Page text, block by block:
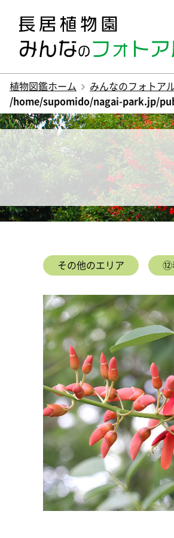
植物図鑑ホーム みんなのフォトア
/home/supomido/nagai-park.jp/
その他のエリア ⑫